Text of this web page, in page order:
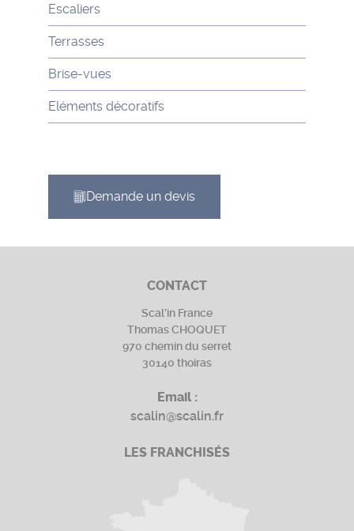
Escaliers
Terrasses
Brise-vues
Eléments décoratifs
Demande un devis
CONTACT
Scal’in France
Thomas CHOQUET
970 chemin du serret
30140 thoiras
Email :
scalin@scalin.fr
LES FRANCHISÉS